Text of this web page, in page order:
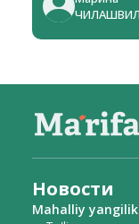
Новости
Mahalliy